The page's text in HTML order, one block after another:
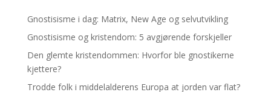
Gnostisisme i dag: Matrix, New Age og selvutvikling
Gnostisisme og kristendom: 5 avgjørende forskjeller
Den glemte kristendommen: Hvorfor ble gnostikerne
kjettere?
Trodde folk i middelalderens Europa at jorden var flat?